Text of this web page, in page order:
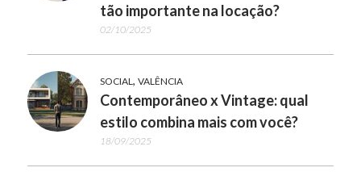
tão importante na locação?
02/10/2025
SOCIAL , VALÊNCIA
Contemporâneo x Vintage: qual
estilo combina mais com você?
18/09/2025